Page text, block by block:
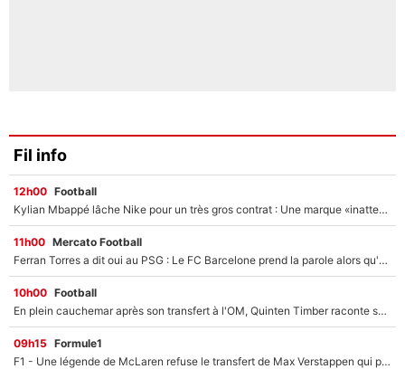
Fil info
12h00 Football
Kylian Mbappé lâche Nike pour un très gros contrat : Une marque «inattendue» va frapper très fort
11h00 Mercato Football
Ferran Torres a dit oui au PSG : Le FC Barcelone prend la parole alors qu'un transfert de l'attaquant espagnol prend forme
10h00 Football
En plein cauchemar après son transfert à l'OM, Quinten Timber raconte ses doutes après sa signature à Marseille
09h15 Formule1
F1 - Une légende de McLaren refuse le transfert de Max Verstappen qui pourrait «faire des vagues» et plomber l'ambiance dans l'équipe